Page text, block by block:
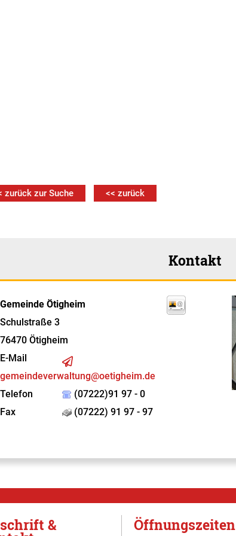
zurück zur Suche << zurück
Kontakt
Gemeinde Ötigheim
Schulstraße 3
76470 Ötigheim
E-Mail
gemeindeverwaltung@oetigheim.de
Telefon
(07222)91 97 - 0
Fax
(07222) 91 97 - 97
& Öffnungszeiten